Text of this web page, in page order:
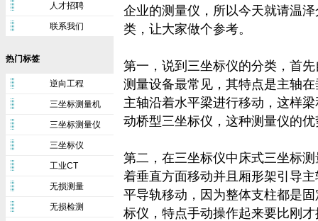
人才招聘
联系我们
热门标签
逆向工程
三坐标测量机
三坐标测量仪
三坐标仪
工业CT
无损测量
无损检测
企业的测量仪，所以今天就请温
类，让大家做个参考。
第一，说到三坐标仪的分类，首
测量设备最常见，其特点是主轴
主轴沿着水平梁进行移动，这样
动桥型三坐标仪，这种测量仪的
第二，在三坐标仪中床式三坐标
着垂直方面移动并且厢形架引导
平导轨移动，因为整体支柱都是
标仪，特点手动操作起来要比刚